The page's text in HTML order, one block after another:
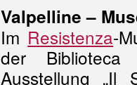
Valpelline –
Im Resistenza-
der
Ausstellung „Il